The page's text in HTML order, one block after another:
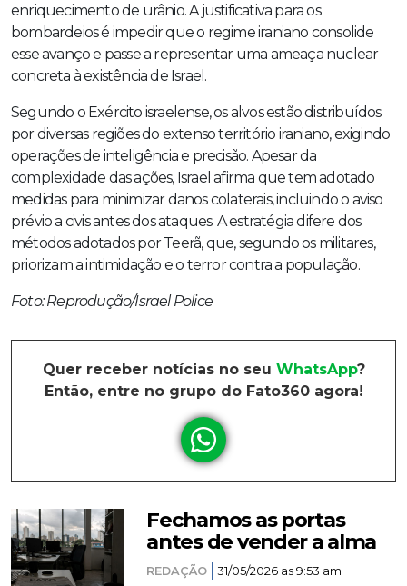
enriquecimento de urânio. A justificativa para os
bombardeios é impedir que o regime iraniano consolide
esse avanço e passe a representar uma ameaça nuclear
concreta à existência de Israel.
Segundo o Exército israelense, os alvos estão distribuídos
por diversas regiões do extenso território iraniano, exigindo
operações de inteligência e precisão. Apesar da
complexidade das ações, Israel afirma que tem adotado
medidas para minimizar danos colaterais, incluindo o aviso
prévio a civis antes dos ataques. A estratégia difere dos
métodos adotados por Teerã, que, segundo os militares,
priorizam a intimidação e o terror contra a população.
Foto: Reprodução/Israel Police
Quer receber notícias no seu WhatsApp?
Então, entre no grupo do Fato360 agora!
Fechamos as portas
antes de vender a alma
REDAÇÃO 31/05/2026 as 9:53 am